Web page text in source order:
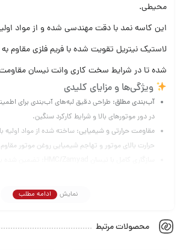
محیطی.
این کاسه نمد با دقت مهندسی شده و از مواد
لاستیک نیتریل تقویت شده با فریم فلزی مقاوم
شده تا در شرایط سخت کاری وانت نیسان
ویژگی‌ها و مزایای کلیدی
آب‌بندی مطلق: طراحی دقیق لبه‌های آب‌بندی برای
در دور موتورهای بالا و شرایط کارکرد سنگین.
مقاومت حرارتی و شیمیایی: ساخته شده از مواد اولیه
حرارت بالای موتور و تهاجم شیمیایی روغن موتور
با جلوگیری از نشت روغن، مانع
برای اطمینان از عملکرد بهینه، توصیه می‌شود
نمایش ادامه مطلب
محصولات مرتبط